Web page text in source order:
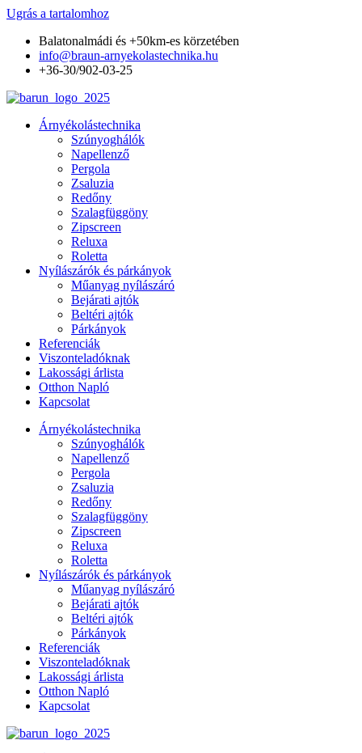
Ugrás a tartalomhoz
Balatonalmádi és +50km-es körzetében
info@braun-arnyekolastechnika.hu
+36-30/902-03-25
Árnyékolástechnika
Szúnyoghálók
Napellenző
Pergola
Zsaluzia
Redőny
Szalagfüggöny
Zipscreen
Reluxa
Roletta
Nyílászárók és párkányok
Műanyag nyílászáró
Bejárati ajtók
Beltéri ajtók
Párkányok
Referenciák
Viszonteladóknak
Lakossági árlista
Otthon Napló
Kapcsolat
Árnyékolástechnika
Szúnyoghálók
Napellenző
Pergola
Zsaluzia
Redőny
Szalagfüggöny
Zipscreen
Reluxa
Roletta
Nyílászárók és párkányok
Műanyag nyílászáró
Bejárati ajtók
Beltéri ajtók
Párkányok
Referenciák
Viszonteladóknak
Lakossági árlista
Otthon Napló
Kapcsolat